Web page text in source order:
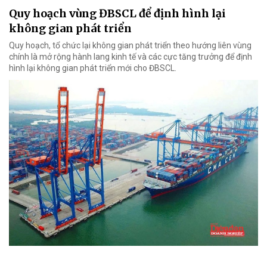
Quy hoạch vùng ĐBSCL để định hình lại
không gian phát triển
Quy hoạch, tổ chức lại không gian phát triển theo hướng liên vùng
chính là mở rộng hành lang kinh tế và các cực tăng trưởng để định
hình lại không gian phát triển mới cho ĐBSCL.